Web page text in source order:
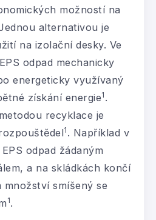
možností na
alternativou je
na izolační desky. Ve
odpad mechanicky
energeticky využívaný
získání energie1 .
recyklace je
1 . Například v
odpad žádaným
a na skládkách končí
množství smíšený se
1.